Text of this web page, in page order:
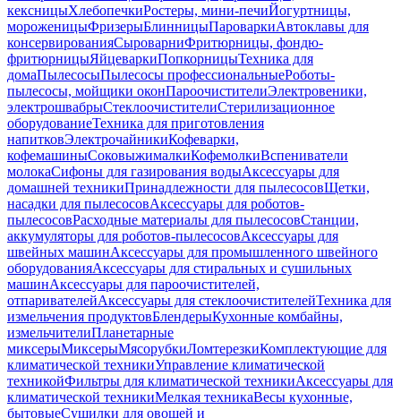
кексницыХлебопечкиРостеры, мини-печиЙогуртницы,
мороженицыФризерыБлинницыПароваркиАвтоклавы для
консервированияСыроварниФритюрницы, фондю-
фритюрницыЯйцеваркиПопкорницыТехника для
домаПылесосыПылесосы профессиональныеРоботы-
пылесосы, мойщики оконПароочистителиЭлектровеники,
электрошвабрыСтеклоочистителиСтерилизационное
оборудованиеТехника для приготовления
напитковЭлектрочайникиКофеварки,
кофемашиныСоковыжималкиКофемолкиВспениватели
молокаСифоны для газирования водыАксессуары для
домашней техникиПринадлежности для пылесосовЩетки,
насадки для пылесосовАксессуары для роботов-
пылесосовРасходные материалы для пылесосовСтанции,
аккумуляторы для роботов-пылесосовАксессуары для
швейных машинАксессуары для промышленного швейного
оборудованияАксессуары для стиральных и сушильных
машинАксессуары для пароочистителей,
отпаривателейАксессуары для стеклоочистителейТехника для
измельчения продуктовБлендерыКухонные комбайны,
измельчителиПланетарные
миксерыМиксерыМясорубкиЛомтерезкиКомплектующие для
климатической техникиУправление климатической
техникойФильтры для климатической техникиАксессуары для
климатической техникиМелкая техникаВесы кухонные,
бытовыеСушилки для овощей и